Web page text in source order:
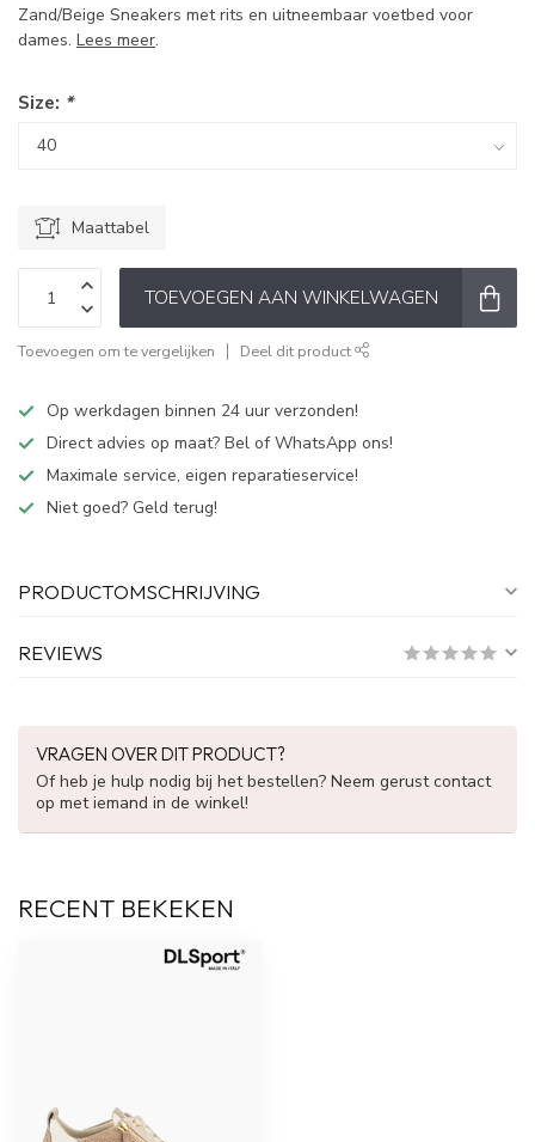
Zand/Beige Sneakers met rits en uitneembaar voetbed voor
dames. Lees meer.
Size: *
Maattabel
TOEVOEGEN AAN WINKELWAGEN
Toevoegen om te vergelijken Deel dit product
Op werkdagen binnen 24 uur verzonden!
Direct advies op maat? Bel of WhatsApp ons!
Maximale service, eigen reparatieservice!
Niet goed? Geld terug!
PRODUCTOMSCHRIJVING
REVIEWS
VRAGEN OVER DIT PRODUCT?
Of heb je hulp nodig bij het bestellen? Neem gerust contact
op met iemand in de winkel!
RECENT BEKEKEN